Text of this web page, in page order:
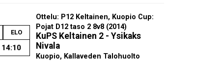
ELO
14:10
Ottelu: P12 Keltainen, Kuopio Cup:
Pojat D12 taso 2 8v8 (2014)
KuPS Keltainen 2 - Ysikaks
Nivala
Kuopio, Kallaveden Talohuolto